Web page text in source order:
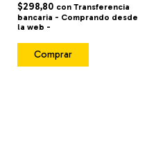
$298,80 con Transferencia
bancaria - Comprando desde
la web -
Comprar